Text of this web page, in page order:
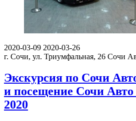
2020-03-09 2020-03-26
г​. Сочи, ул​. Триумфальная, 26 Сочи
Экскурсия по Сочи
и посещение Сочи
2020